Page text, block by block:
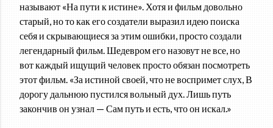
называют «На пути к истине». Хотя и фильм довольно
старый, но то как его создатели выразил идею поиска
себя и скрывающиеся за этим ошибки, просто создали
легендарный фильм. Шедевром его назовут не все, но
вот каждый ищущий человек просто обязан посмотреть
этот фильм. «За истиной своей, что не воспримет слух, В
дорогу дальнюю пустился вольный дух. Лишь путь
закончив он узнал — Сам путь и есть, что он искал.»